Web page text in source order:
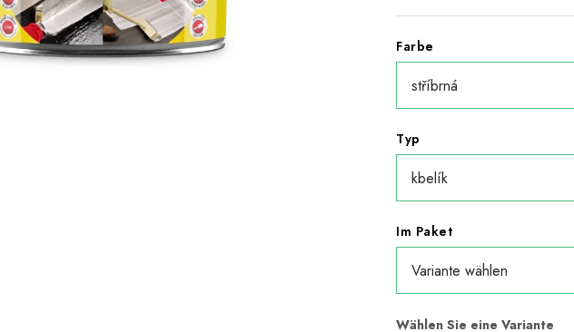
Farbe
Typ
Im Paket